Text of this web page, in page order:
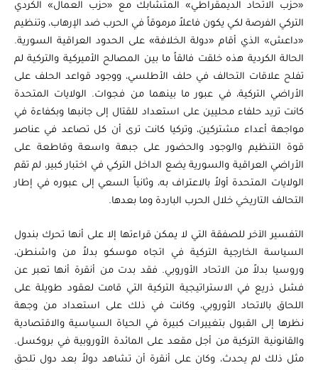
«حزب الاتحاد الديمقراطي» المتشابك مع «حزب العمال» الكردي
التركي الفرصة لكي يكون فاعلاً مرموقاً في الحرب ضد الإرهاب، وتنظيم
«داعش» الذي أقام «دولة الخلافة» على الحدود العراقية السورية.
الحالة الكردية هذه خلقت فالقاً ما بين المصالح الأميركية والتركية لم
تفلح علاقات التحالف في حلف الأطلسي، ووجود قواعد الحلف على
الأراضي التركية، في عبور ما بينهما من فجوات. الولايات المتحدة
كانت تريد حلفاء محليين على استعداد للقتال إلى جانبها وبكفاءة في
مواجهة أعداء مشتركين، وتركيا كانت ترى أن كل تصاعد في عناصر
قوة التنظيم والوجود والحضور على جبهة واسعة وقاطعة على
الأراضي العراقية والسورية يضع الداخل التركي في اختبار كبير، لم تقم
الولايات المتحدة أولاً بالاعتراف به، وثانياً السعي إلى عبوره في إطار
التحالف التاريخي خلال الحرب الباردة وما بعدها.
التفسير الآخر للصفقة التي لا يمكن قراءتها إلا على أنها تحرك بندول
السياسة الخارجية التركية في اتجاه موسكو بدلاً من واشنطن،
وروسيا بدلاً من الاتحاد الأوروبي. فقد بدت من أنقرة أنها تعبر عن
فشل ذريع في الاستراتيجية التركية التي قامت لعقود طويلة على
اللحاق بالاتحاد الأوروبي، وكانت في ذلك على استعداد من وجهة
نظرها إلى القبول بتغييرات كبيرة في الحياة السياسية والاقتصادية
والقانونية التركية من أجل مقعد على المائدة الأوروبية في بروكسل.
مثل ذلك لم يحدث، وكان على أنقرة أن تشاهد دولاً بعد دول تلحق